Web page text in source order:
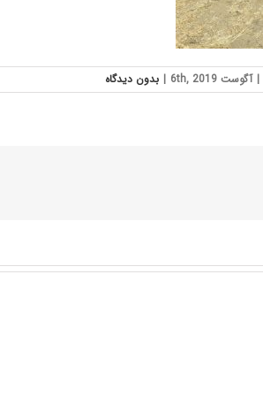
| آگوست 6th, 2019 | بدون ديدگاه